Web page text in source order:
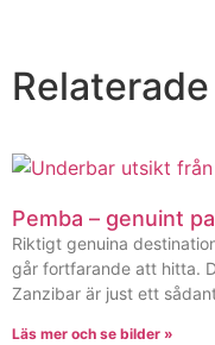
Pemba – genuint
Riktigt genuina
går fortfarande att hitta.
Zanzibar är just ett
Läs mer och se bilder »